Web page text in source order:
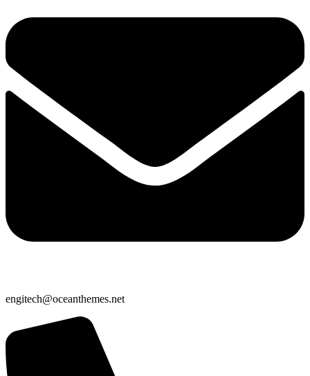
engitech@oceanthemes.net